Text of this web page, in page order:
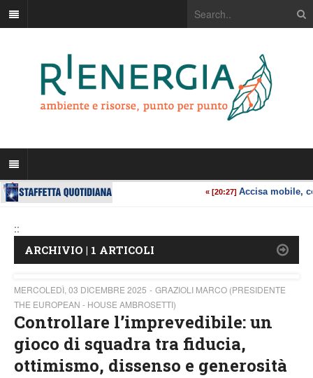
::
ARCHIVIO | 1 ARTICOLI
MERCOLEDÌ, 03 DICEMBRE 2025
GRAZIOLI MARCO (PRESIDENTE
THE EUROPEAN - HOUSE AMBROSETTI)
Controllare l’imprevedibile: un
gioco di squadra tra fiducia,
ottimismo, dissenso e generosità